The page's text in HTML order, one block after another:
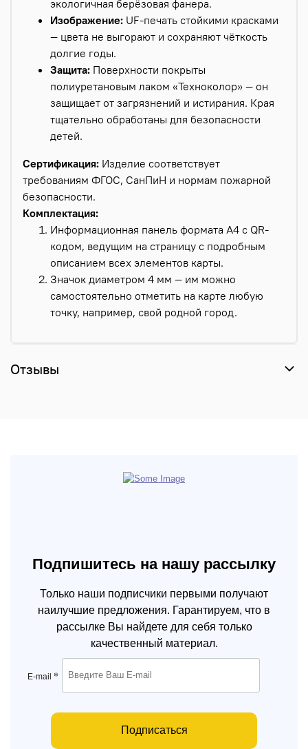
экологичная берёзовая фанера.
Изображение: UF-печать стойкими красками
— цвета не выгорают и сохраняют чёткость
долгие годы.
Защита: Поверхности покрыты
полиуретановым лаком «Техноколор» — он
защищает от загрязнений и истирания. Края
тщательно обработаны для безопасности
детей.
Сертификация: Изделие соответствует
требованиям ФГОС, СанПиН и нормам пожарной
безопасности.
Комплектация:
Информационная панель формата А4 с QR-
кодом, ведущим на страницу с подробным
описанием всех элементов карты.
Значок диаметром 4 мм — им можно
самостоятельно отметить на карте любую
точку, например, свой родной город.
Отзывы
Подпишитесь на нашу рассылку
Только наши подписчики первыми получают
наилучшие предложения. Гарантируем, что в
рассылке Вы найдете для себя только
качественный материал.
E-mail *
Подписаться